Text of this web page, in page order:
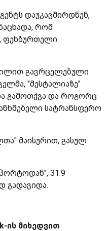
დაუკავშირდნენ,
რომ
ფეხბურთელი
გავრცელებული
"მესტალიაზე"
გამოთქვა და როგორც
სატრანსფერო
მაისურით, გასულ
31.9
გადავიდა.
ის მიხედვით